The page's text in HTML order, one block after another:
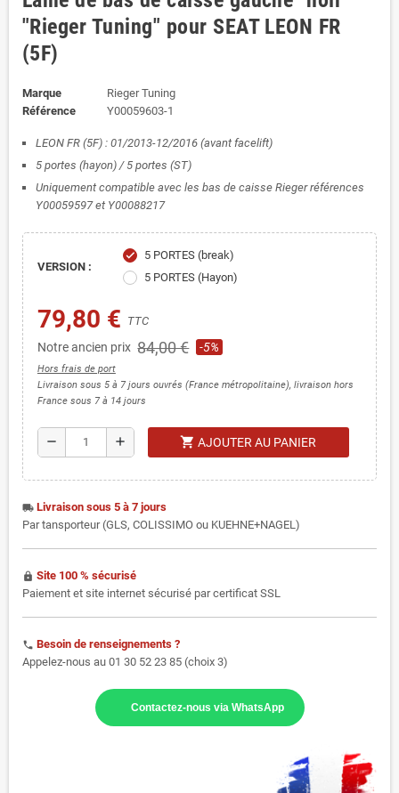
"Rieger Tuning" pour SEAT LEON FR
(5F)
Marque
Rieger Tuning
Référence
Y00059603-1
LEON FR (5F) : 01/2013-12/2016 (avant facelift)
5 portes (hayon) / 5 portes (ST)
Uniquement compatible avec les bas de caisse Rieger références
Y00059597 et Y00088217
VERSION :
check
5 PORTES (break)
5 PORTES (Hayon)
79,80 € TTC
Notre ancien prix 84,00 € -5%
Hors frais de port
Livraison sous 5 à 7 jours ouvrés (France métropolitaine), livraison hors
France sous 7 à 14 jours
remove add shopping_cart AJOUTER AU PANIER
local_shipping Livraison sous 5 à 7 jours
Par tansporteur (GLS, COLISSIMO ou KUEHNE+NAGEL)
https Site 100 % sécurisé
Paiement et site internet sécurisé par certificat SSL
phone Besoin de renseignements ?
Appelez-nous au 01 30 52 23 85 (choix 3)
Contactez-nous via WhatsApp